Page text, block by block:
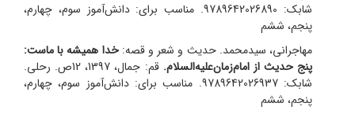
شابک: 9789642026890. مناسب برای: دانش‌آموز سوم، چهارم،
پنجم، ششم
مهاجرانی، سیدمحمد. حدیث و شعر و قصه:خدا همیشه با ماست:
پنج حدیث از امام‌زمان‌علیه‌السلام.
قم: جمال، 1397، 12ص. رحلی.
شابک: 9789642026937. مناسب برای: دانش‌آموز سوم، چهارم،
پنجم، ششم